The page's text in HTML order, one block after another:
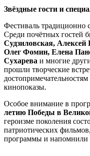
Звёздные гости и
Фестиваль традиционно
Среди почётных гостей
Судзиловская,
Олег Фомин, Елена
Сухарева и многие
прошли творческие
кинопоказы.
Особое внимание в
летию Победы в
героизме поколения
патриотических
программы и напомнили